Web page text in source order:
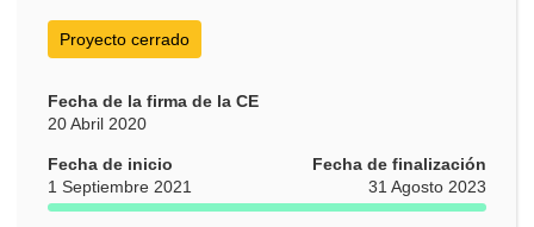
Proyecto cerrado
Fecha de la firma de la CE
20 Abril 2020
Fecha de inicio
1 Septiembre 2021
Fecha de finalización
31 Agosto 2023